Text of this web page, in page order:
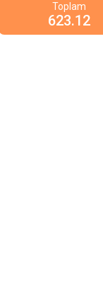
Toplam
623.12